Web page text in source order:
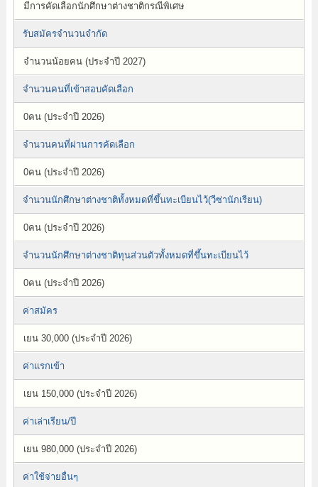
มีการคัดเลือกนักศึกษาต่างชาติกรณีพิเศษ
รับสมัครจำนวนจำกัด
จำนวนน้อยคน (ประจำปี 2027)
จำนวนคนที่เข้าสอบคัดเลือก
0คน (ประจำปี 2026)
จำนวนคนที่ผ่านการคัดเลือก
0คน (ประจำปี 2026)
จำนวนนักศึกษาต่างชาติทั้งหมดที่ขึ้นทะเบียนไว้(วีซ่านักเรียน)
0คน (ประจำปี 2026)
จำนวนนักศึกษาต่างชาติทุนส่วนตัวทั้งหมดที่ขึ้นทะเบียนไว้
0คน (ประจำปี 2026)
ค่าสมัคร
เยน 30,000 (ประจำปี 2026)
ค่าแรกเข้า
เยน 150,000 (ประจำปี 2026)
ค่าเล่าเรียน/ปี
เยน 980,000 (ประจำปี 2026)
ค่าใช้จ่ายอื่นๆ